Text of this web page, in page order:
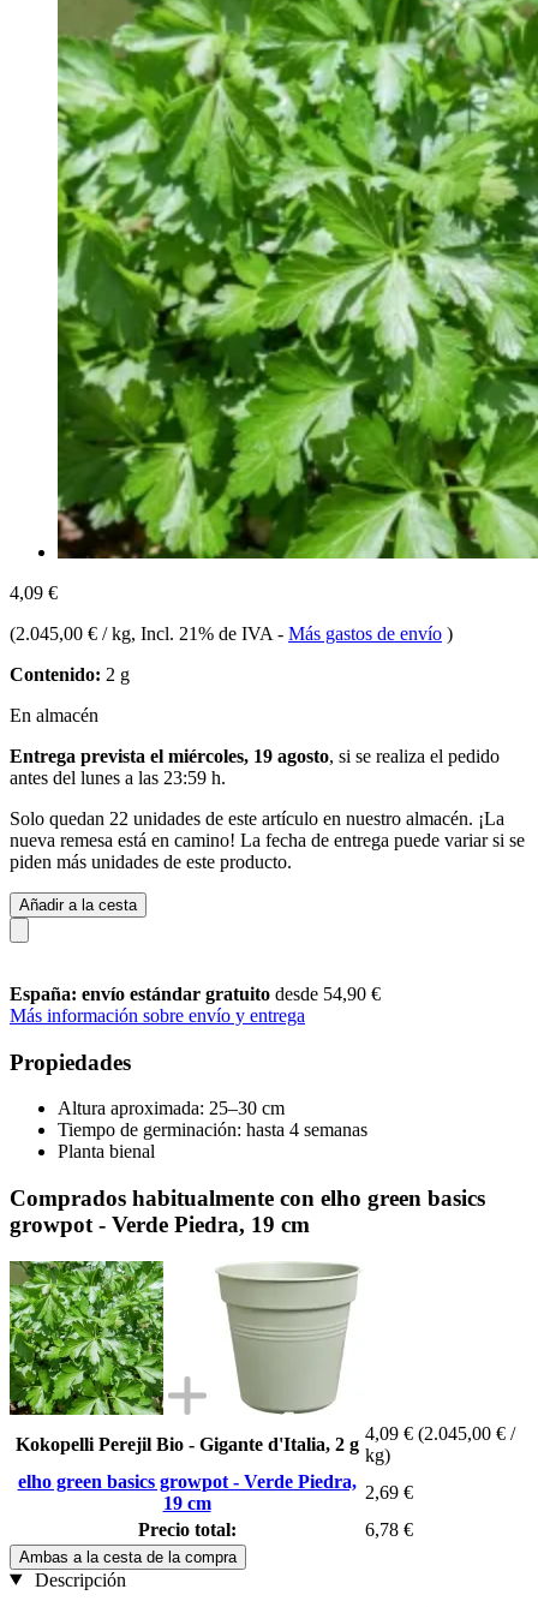
4,09 €
(2.045,00 € / kg, Incl. 21% de IVA - Más gastos de envío )
Contenido: 2 g
En almacén
Entrega prevista el miércoles, 19 agosto, si se realiza el pedido
antes del lunes a las 23:59 h.
Solo quedan 22 unidades de este artículo en nuestro almacén. ¡La
nueva remesa está en camino! La fecha de entrega puede variar si se
piden más unidades de este producto.
Añadir a la cesta
España: envío estándar gratuito desde 54,90 €
Más información sobre envío y entrega
Propiedades
Altura aproximada: 25–30 cm
Tiempo de germinación: hasta 4 semanas
Planta bienal
Comprados habitualmente con elho green basics
growpot - Verde Piedra, 19 cm
Kokopelli Perejil Bio - Gigante d'Italia, 2 g
4,09 € (2.045,00 € /
kg)
elho green basics growpot - Verde Piedra,
19 cm
2,69 €
Precio total:
6,78 €
Ambas a la cesta de la compra
Descripción